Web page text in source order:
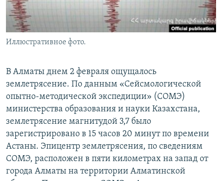
Иллюстративное фото.
В Алматы днем 2 февраля ощущалось
землетрясение. По данным «Сейсмологической
опытно-методической экспедиции» (СОМЭ)
министерства образования и науки Казахстана,
землетрясение магнитудой 3,7 было
зарегистрировано в 15 часов 20 минут по времени
Астаны. Эпицентр землетрясения, по сведениям
СОМЭ, расположен в пяти километрах на запад от
города Алматы на территории Алматинской